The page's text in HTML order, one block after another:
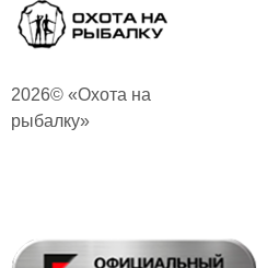
2026© «Охота на
рыбалку»